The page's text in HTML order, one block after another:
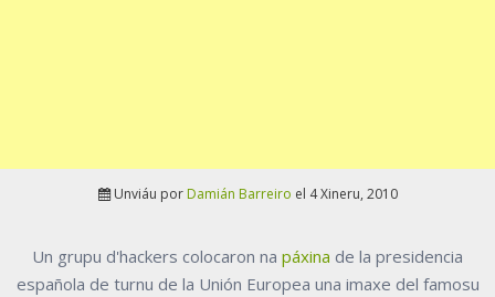
Unviáu por Damián Barreiro el 4 Xineru, 2010
Un grupu d'hackers colocaron na páxina de la presidencia
española de turnu de la Unión Europea una imaxe del famosu